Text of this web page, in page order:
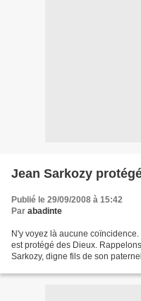
Jean Sarkozy
Publié le 29/09/2008 à 15:42
Par abadinte
N'y voyez là aucune
est protégé des Dieux.
Sarkozy, digne fils de son